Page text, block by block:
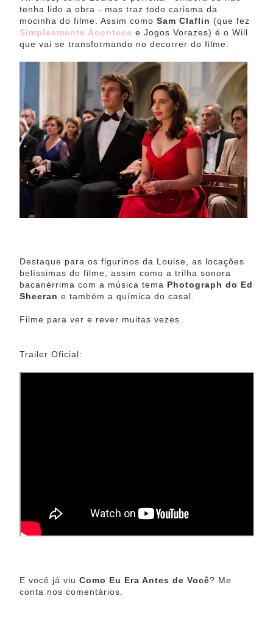
tenha lido a obra - mas traz todo carisma da
mocinha do filme. Assim como Sam Claflin (que fez
Simplesmente Acontece e Jogos Vorazes) é o Will
que vai se transformando no decorrer do filme.
Destaque para os figurinos da Louise, as locações
belíssimas do filme, assim como a trilha sonora
bacanérrima com a música tema Photograph do Ed
Sheeran e também a química do casal.
Filme para ver e rever muitas vezes.
Trailer Oficial:
E você já viu Como Eu Era Antes de Você? Me
conta nos comentários.